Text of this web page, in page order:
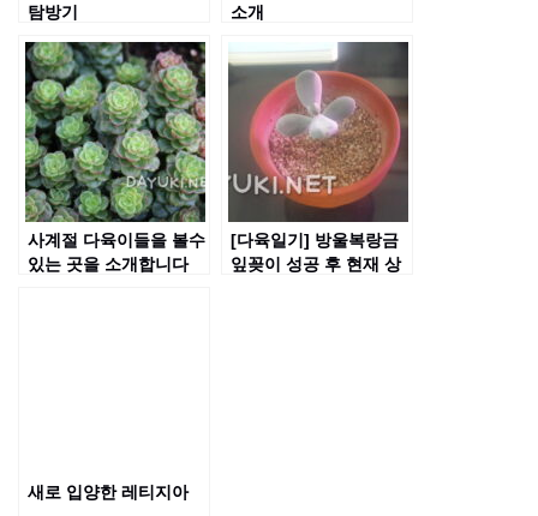
탐방기
소개
사계절 다육이들을 볼수
있는 곳을 소개합니다
[다육일기] 방울복랑금
잎꽂이 성공 후 현재 상
새로 입양한 레티지아